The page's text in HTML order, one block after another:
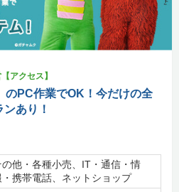
アクセス】
のPC作業でOK！今だけの全
あり！
の他・各種小売、IT・通信・情
・携帯電話、ネットショップ